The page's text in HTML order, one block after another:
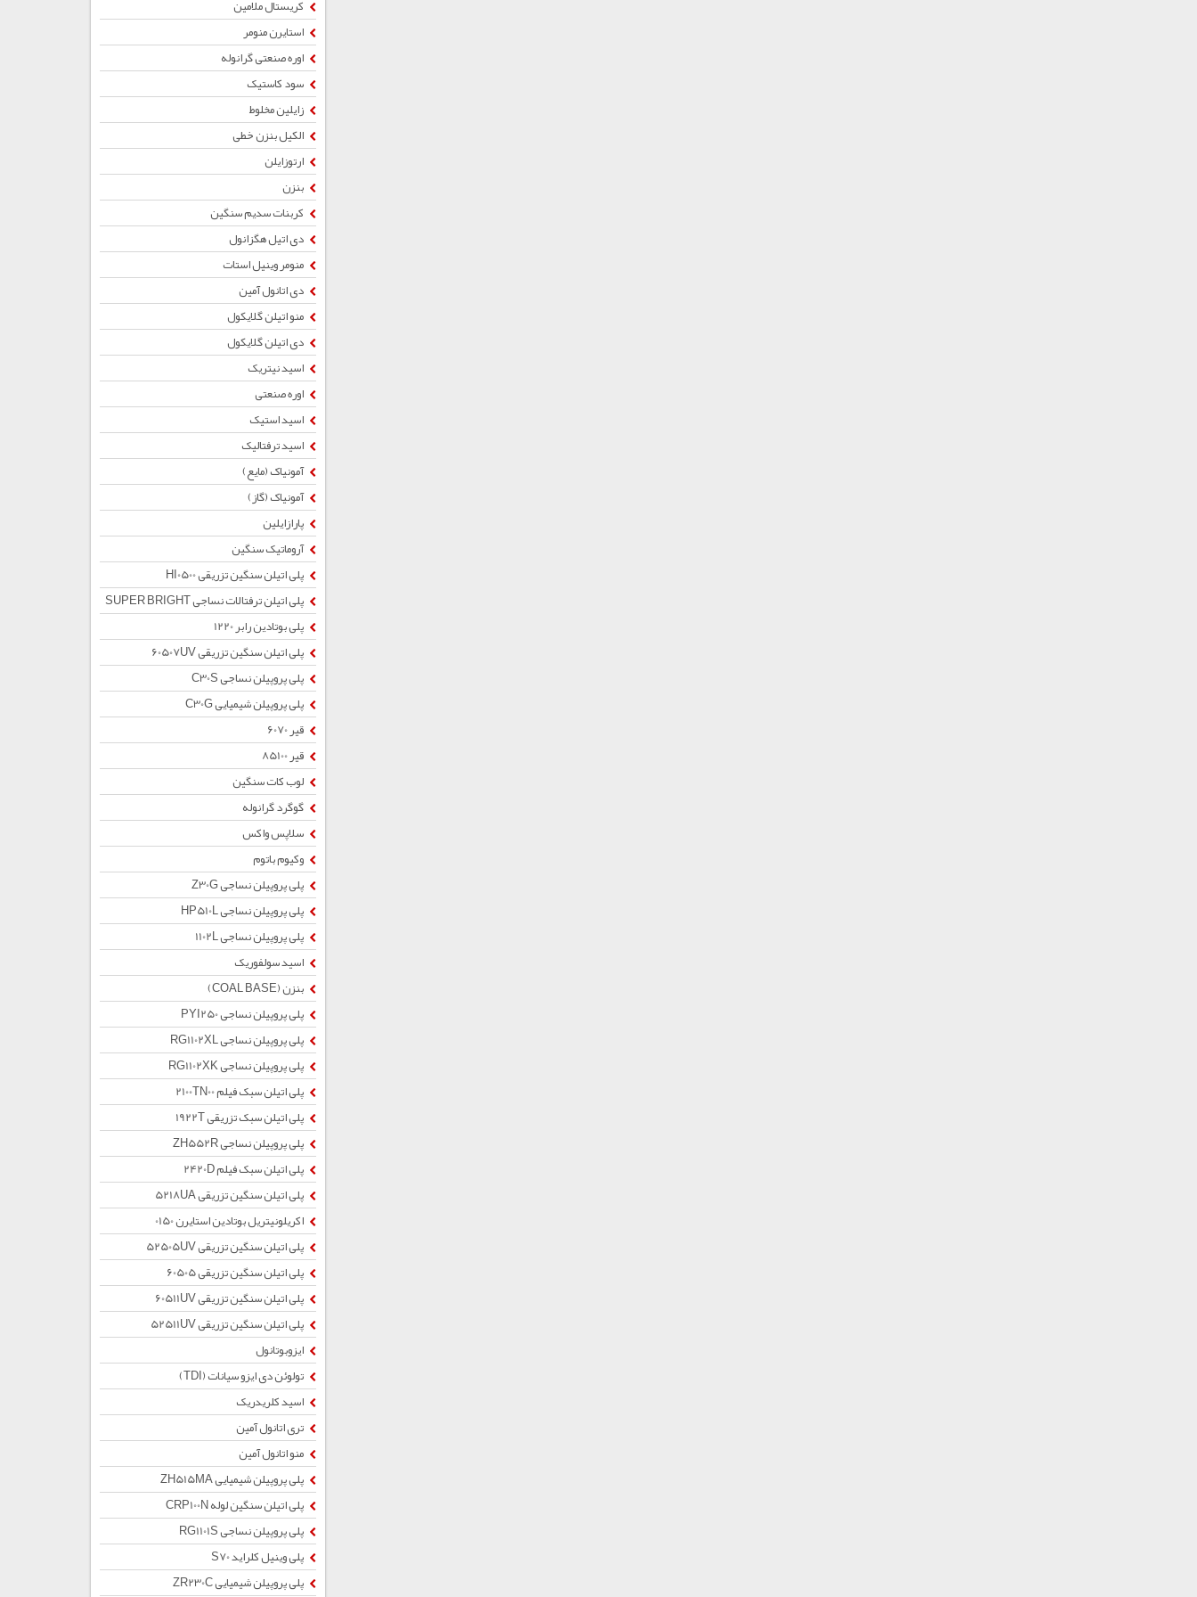
کریستال ملامین
استایرن منومر
اوره صنعتی گرانوله
سود کاستیک
زایلین مخلوط
الکیل بنزن خطی
ارتوزایلن
بنزن
کربنات سدیم سنگین
دی اتیل هگزانول
منومر وینیل استات
دی اتانول آمین
منو اتیلن گلایکول
دی اتیلن گلایکول
اسید نیتریک
اوره صنعتی
اسید استیک
اسید ترفتالیک
آمونیاک (مایع)
آمونیاک (گاز)
پارازایلین
آروماتیک سنگین
پلی اتیلن سنگین تزریقی HI0500
پلی اتیلن ترفتالات نساجی SUPER BRIGHT
پلی بوتادین رابر 1220
پلی اتیلن سنگین تزریقی 60507UV
پلی پروپیلن نساجی C30S
پلی پروپیلن شیمیایی C30G
قیر 6070
قیر 85100
لوب کات سنگین
گوگرد گرانوله
سلاپس واکس
وکیوم باتوم
پلی پروپیلن نساجی Z30G
پلی پروپیلن نساجی HP510L
پلی پروپیلن نساجی 1102L
اسید سولفوریک
بنزن (COAL BASE)
پلی پروپیلن نساجی PYI250
پلی پروپیلن نساجی RG1102XL
پلی پروپیلن نساجی RG1102XK
پلی اتیلن سبک فیلم 2100TN00
پلی اتیلن سبک تزریقی 1922T
پلی پروپیلن نساجی ZH552R
پلی اتیلن سبک فیلم 2420D
پلی اتیلن سنگین تزریقی 5218UA
اکریلونیتریل بوتادین استایرن 0150
پلی اتیلن سنگین تزریقی 52505UV
پلی اتیلن سنگین تزریقی 60505
پلی اتیلن سنگین تزریقی 60511UV
پلی اتیلن سنگین تزریقی 52511UV
ایزوبوتانول
تولوئن دی ایزو سیانات (TDI)
اسید کلریدریک
تری اتانول آمین
منو اتانول آمین
پلی پروپیلن شیمیایی ZH515MA
پلی اتیلن سنگین لوله CRP100N
پلی پروپیلن نساجی RG1101S
پلی وینیل کلراید S70
پلی پروپیلن شیمیایی ZR230C